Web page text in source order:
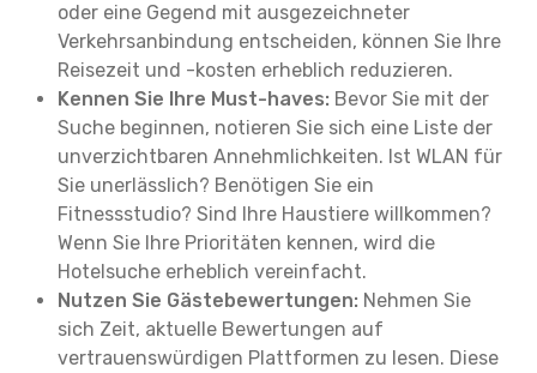
oder eine Gegend mit ausgezeichneter
Verkehrsanbindung entscheiden, können Sie Ihre
Reisezeit und -kosten erheblich reduzieren.
Kennen Sie Ihre Must-haves: Bevor Sie mit der
Suche beginnen, notieren Sie sich eine Liste der
unverzichtbaren Annehmlichkeiten. Ist WLAN für
Sie unerlässlich? Benötigen Sie ein
Fitnessstudio? Sind Ihre Haustiere willkommen?
Wenn Sie Ihre Prioritäten kennen, wird die
Hotelsuche erheblich vereinfacht.
Nutzen Sie Gästebewertungen: Nehmen Sie
sich Zeit, aktuelle Bewertungen auf
vertrauenswürdigen Plattformen zu lesen. Diese